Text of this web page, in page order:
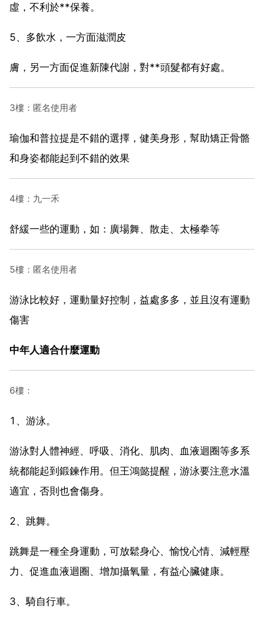
虛，不利於**保養。
5、多飲水，一方面滋潤皮
膚，另一方面促進新陳代謝，對**頭髮都有好處。
3樓：匿名使用者
瑜伽和普拉提是不錯的選擇，健美身形，幫助矯正骨骼
和身姿都能起到不錯的效果
4樓：九一禾
舒緩一些的運動，如：廣場舞、散走、太極拳等
5樓：匿名使用者
游泳比較好，運動量好控制，益處多多，並且沒有運動
傷害
中年人適合什麼運動
6樓：
1、游泳。
游泳對人體神經、呼吸、消化、肌肉、血液迴圈等多系
統都能起到鍛鍊作用。但王鴻懿提醒，游泳要注意水溫
適宜，否則也會傷身。
2、跳舞。
跳舞是一種全身運動，可放鬆身心、愉悅心情、減輕壓
力、促進血液迴圈、增加攝氧量，有益心臟健康。
3、騎自行車。